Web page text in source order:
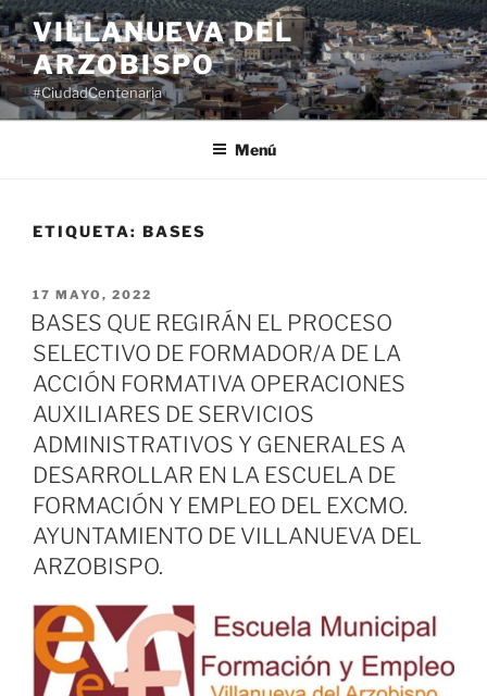
Saltar
al
contenido
VILLANUEVA DEL
ARZOBISPO
#CiudadCentenaria
Menú
ETIQUETA: BASES
PUBLICADO
EL
17 MAYO, 2022
BASES QUE REGIRÁN EL PROCESO
SELECTIVO DE FORMADOR/A DE LA
ACCIÓN FORMATIVA OPERACIONES
AUXILIARES DE SERVICIOS
ADMINISTRATIVOS Y GENERALES A
DESARROLLAR EN LA ESCUELA DE
FORMACIÓN Y EMPLEO DEL EXCMO.
AYUNTAMIENTO DE VILLANUEVA DEL
ARZOBISPO.